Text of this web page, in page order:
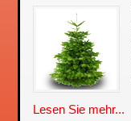
Lesen Sie mehr...